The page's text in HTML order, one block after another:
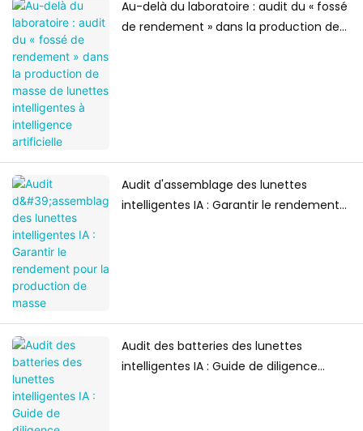
Au-delà du laboratoire : audit du « fossé
de rendement » dans la production de
Audit d'assemblage des lunettes
intelligentes IA : Garantir le rendement
Audit des batteries des lunettes
intelligentes IA : Guide de diligence